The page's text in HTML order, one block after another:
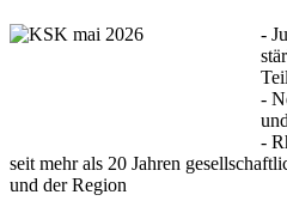
-
-
-
seit mehr als 20 Jahren
und der Region